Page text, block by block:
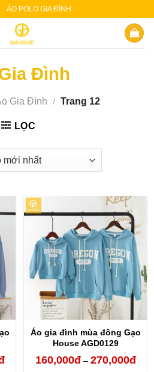
ÁO POLO GIA ĐÌNH
Đình
Gia Đình / Trang 12
LỌC
Khoảng
Áo gia đình mùa đông Gạo
House AGD0129
160,000đ – 270,000đ